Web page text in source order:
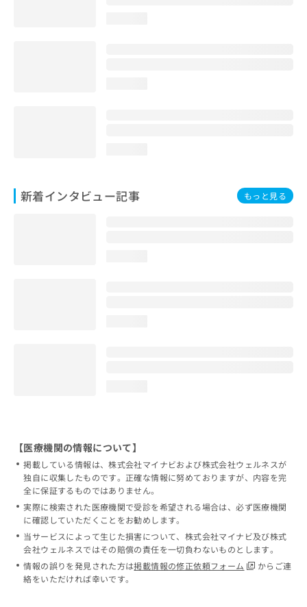
新着インタビュー記事 もっと見る
【医療機関の情報について】
掲載している情報は、株式会社マイナビおよび株式会社ウェルネスが
独自に収集したものです。正確な情報に努めておりますが、内容を完
全に保証するものではありません。
実際に検索された医療機関で受診を希望される場合は、必ず医療機関
に確認していただくことをお勧めします。
当サービスによって生じた損害について、株式会社マイナビ及び株式
会社ウェルネスではその賠償の責任を一切負わないものとします。
情報の誤りを発見された方は掲載情報の修正依頼フォーム
からご連
絡をいただければ幸いです。